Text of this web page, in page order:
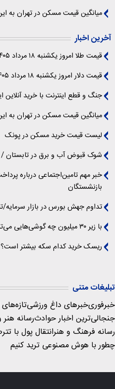
میانگین قیمت مسکن در تهران به
آخرین اخبار
قیمت طلا امروز یکشنبه ۱۸ مرداد ۱۴۰۵
قیمت دلار امروز یکشنبه ۱۸ مرداد ۱۴۰۵
جنگ و قطع اینترنت با خرید آنلاین
میانگین قیمت مسکن در تهران به
لیست قیمت خرید مسکن در پونک
شوک قبوض آب و برق در
خبر مهم تامین‌اجتماعی درباره
بازنشستگان
تداوم جهش بورس در بازار سرمایه/تحلیل
با زیر ۳۰ میلیون چه گوشی‌هایی می‌توان خرید؟
ریسک خرید کدام سکه بیشتر است؟
تبلیغات متنی
خبرفوریخبرهای داغ ورزشی
جنجالی‌ترین اخبار حوادثرسانه
رسانه فرهنگ و هنرانتقال پول با تتر
چطور با هوش مصنوعی ترید کنیم